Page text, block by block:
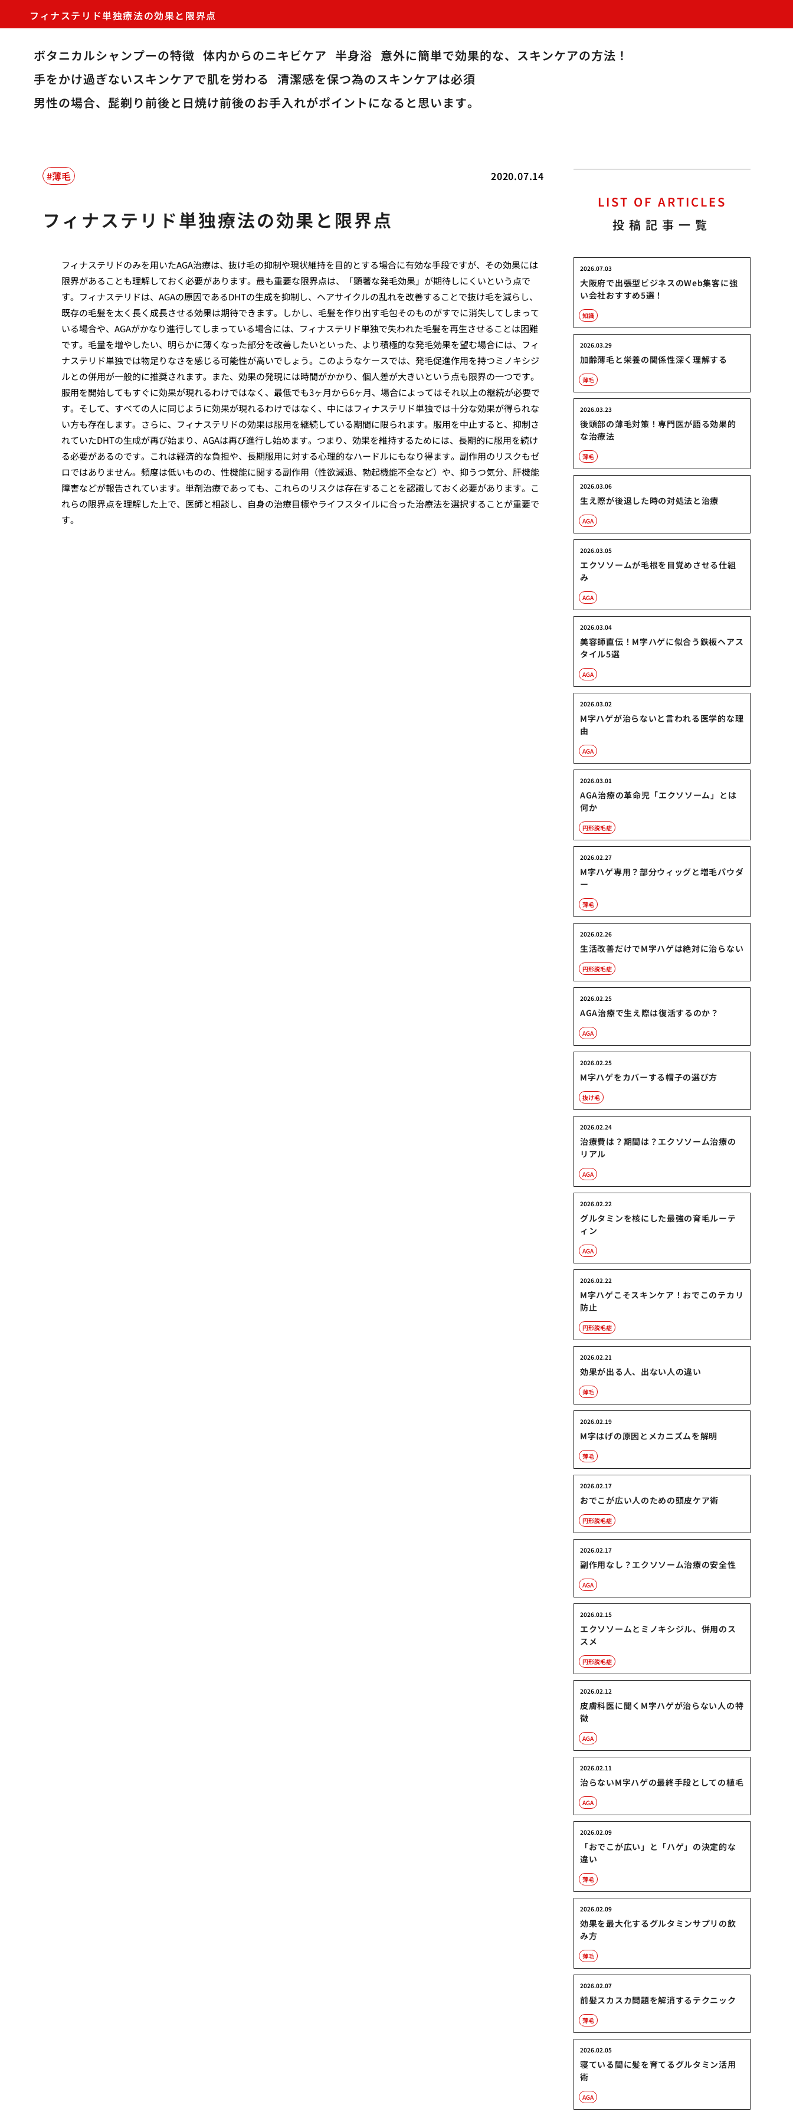
フィナステリド単独療法の効果と限界点
ボタニカルシャンプーの特徴 体内からのニキビケア 半身浴 意外に簡単で効果的な、スキンケアの方法！
手をかけ過ぎないスキンケアで肌を労わる
清潔感を保つ為のスキンケアは必須
男性の場合、髭剃り前後と日焼け前後のお手入れがポイントになると思います。
2020.07.14
薄毛
フィナステリド単独療法の効果と限界点
フィナステリドのみを用いたAGA治療は、抜け毛の抑制や現状維持を目的とする場合に有効な手段ですが、その効果には
限界があることも理解しておく必要があります。最も重要な限界点は、「顕著な発毛効果」が期待しにくいという点で
す。フィナステリドは、AGAの原因であるDHTの生成を抑制し、ヘアサイクルの乱れを改善することで抜け毛を減らし、
既存の毛髪を太く長く成長させる効果は期待できます。しかし、毛髪を作り出す毛包そのものがすでに消失してしまって
いる場合や、AGAがかなり進行してしまっている場合には、フィナステリド単独で失われた毛髪を再生させることは困難
です。毛量を増やしたい、明らかに薄くなった部分を改善したいといった、より積極的な発毛効果を望む場合には、フィ
ナステリド単独では物足りなさを感じる可能性が高いでしょう。このようなケースでは、発毛促進作用を持つミノキシジ
ルとの併用が一般的に推奨されます。また、効果の発現には時間がかかり、個人差が大きいという点も限界の一つです。
服用を開始してもすぐに効果が現れるわけではなく、最低でも3ヶ月から6ヶ月、場合によってはそれ以上の継続が必要で
す。そして、すべての人に同じように効果が現れるわけではなく、中にはフィナステリド単独では十分な効果が得られな
い方も存在します。さらに、フィナステリドの効果は服用を継続している期間に限られます。服用を中止すると、抑制さ
れていたDHTの生成が再び始まり、AGAは再び進行し始めます。つまり、効果を維持するためには、長期的に服用を続け
る必要があるのです。これは経済的な負担や、長期服用に対する心理的なハードルにもなり得ます。副作用のリスクもゼ
ロではありません。頻度は低いものの、性機能に関する副作用（性欲減退、勃起機能不全など）や、抑うつ気分、肝機能
障害などが報告されています。単剤治療であっても、これらのリスクは存在することを認識しておく必要があります。こ
れらの限界点を理解した上で、医師と相談し、自身の治療目標やライフスタイルに合った治療法を選択することが重要で
す。
LIST OF ARTICLES
投稿記事一覧
大阪府で出張型ビジネスのWeb集客に強
い会社おすすめ5選！
2026.07.03
知識
加齢薄毛と栄養の関係性深く理解する
2026.03.29
薄毛
後頭部の薄毛対策！専門医が語る効果的
な治療法
2026.03.23
薄毛
生え際が後退した時の対処法と治療
2026.03.06
AGA
エクソソームが毛根を目覚めさせる仕組
み
2026.03.05
AGA
美容師直伝！M字ハゲに似合う鉄板ヘアス
タイル5選
2026.03.04
AGA
M字ハゲが治らないと言われる医学的な理
由
2026.03.02
AGA
AGA治療の革命児「エクソソーム」とは
何か
2026.03.01
円形脱毛症
M字ハゲ専用？部分ウィッグと増毛パウダ
ー
2026.02.27
薄毛
生活改善だけでM字ハゲは絶対に治らない
2026.02.26
円形脱毛症
AGA治療で生え際は復活するのか？
2026.02.25
AGA
M字ハゲをカバーする帽子の選び方
2026.02.25
抜け毛
治療費は？期間は？エクソソーム治療の
リアル
2026.02.24
AGA
グルタミンを核にした最強の育毛ルーテ
ィン
2026.02.22
AGA
M字ハゲこそスキンケア！おでこのテカリ
防止
2026.02.22
円形脱毛症
効果が出る人、出ない人の違い
2026.02.21
薄毛
M字はげの原因とメカニズムを解明
2026.02.19
薄毛
おでこが広い人のための頭皮ケア術
2026.02.17
円形脱毛症
副作用なし？エクソソーム治療の安全性
2026.02.17
AGA
エクソソームとミノキシジル、併用のス
スメ
2026.02.15
円形脱毛症
皮膚科医に聞くM字ハゲが治らない人の特
徴
2026.02.12
AGA
治らないM字ハゲの最終手段としての植毛
2026.02.11
AGA
「おでこが広い」と「ハゲ」の決定的な
違い
2026.02.09
薄毛
効果を最大化するグルタミンサプリの飲
み方
2026.02.09
薄毛
前髪スカスカ問題を解消するテクニック
2026.02.07
薄毛
寝ている間に髪を育てるグルタミン活用
術
2026.02.05
AGA